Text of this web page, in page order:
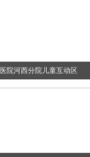
院河西分院儿童互动区